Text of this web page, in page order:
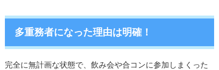
多重務者になった理由は明確！
完全に無計画な状態で、飲み会や合コンに参加しまくった